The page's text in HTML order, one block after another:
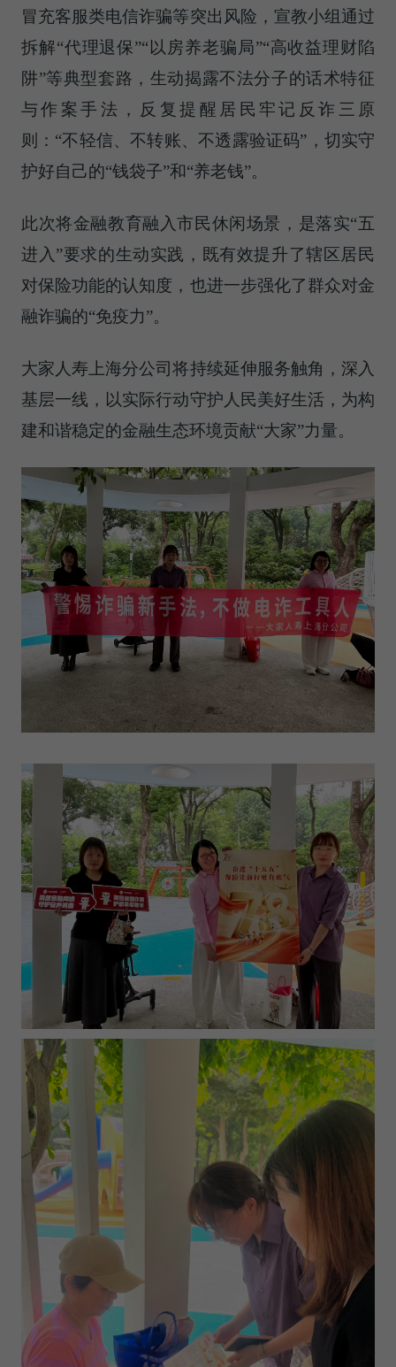
冒充客服类电信诈骗等突出风险，宣教小组通过
拆解“代理退保”“以房养老骗局”“高收益理财陷
阱”等典型套路，生动揭露不法分子的话术特征
与作案手法，反复提醒居民牢记反诈三原
则：“不轻信、不转账、不透露验证码”，切实守
护好自己的“钱袋子”和“养老钱”。
此次将金融教育融入市民休闲场景，是落实“五
进入”要求的生动实践，既有效提升了辖区居民
对保险功能的认知度，也进一步强化了群众对金
融诈骗的“免疫力”。
大家人寿上海分公司将持续延伸服务触角，深入
基层一线，以实际行动守护人民美好生活，为构
建和谐稳定的金融生态环境贡献“大家”力量。